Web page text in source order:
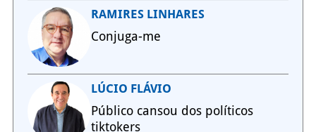
RAMIRES LINHARES
Conjuga-me
LÚCIO FLÁVIO
Público cansou dos políticos
tiktokers